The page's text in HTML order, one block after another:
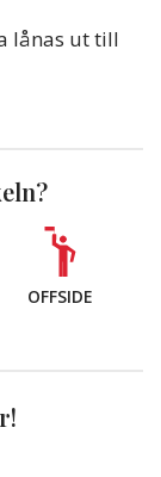
lånas ut till
OFFSIDE